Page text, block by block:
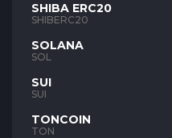
SHIBA ERC20
SHIBERC20
SOLANA
SOL
SUI
SUI
TONCOIN
TON